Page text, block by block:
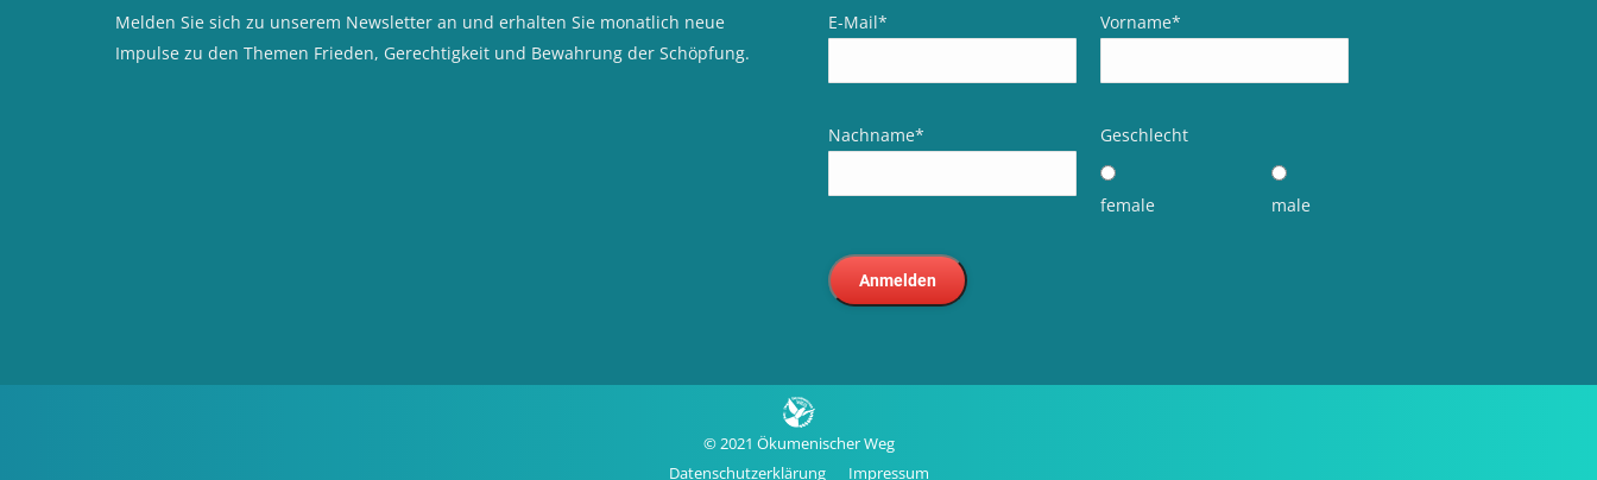
Melden Sie sich zu unserem Newsletter an und erhalten Sie monatlich neue
Impulse zu den Themen Frieden, Gerechtigkeit und Bewahrung der Schöpfung.
E-Mail* Vorname*
Nachname* Geschlecht
female male
© 2021 Ökumenischer Weg
Datenschutzerklärung
Impressum